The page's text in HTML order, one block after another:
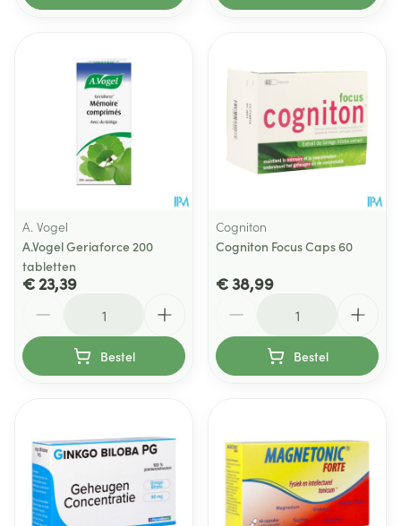
A. Vogel
A.Vogel Geriaforce 200
tabletten
€ 23,39
Bestel
Cogniton
Cogniton Focus Caps 60
€ 38,99
Bestel